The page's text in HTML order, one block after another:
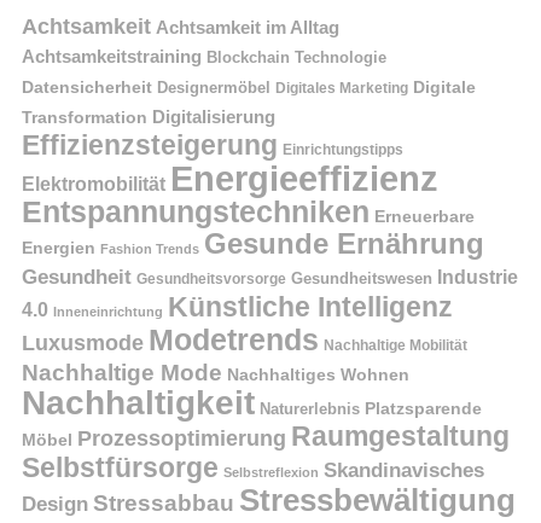
Achtsamkeit Achtsamkeit im Alltag
Achtsamkeitstraining Blockchain Technologie
Datensicherheit Designermöbel Digitales Marketing Digitale
Transformation Digitalisierung
Effizienzsteigerung Einrichtungstipps
Elektromobilität Energieeffizienz
Entspannungstechniken Erneuerbare
Energien Fashion Trends Gesunde Ernährung
Gesundheit Gesundheitsvorsorge Gesundheitswesen
Industrie
4.0
Inneneinrichtung Künstliche Intelligenz
Luxusmode Modetrends Nachhaltige Mobilität
Nachhaltige Mode Nachhaltiges Wohnen
Nachhaltigkeit Naturerlebnis Platzsparende
Möbel
Prozessoptimierung Raumgestaltung
Selbstfürsorge Selbstreflexion Skandinavisches
Design Stressabbau Stressbewältigung